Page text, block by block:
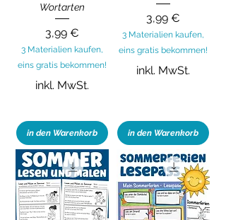
Wortarten
Preis
3,99 €
3 Materialien kaufen,
eins gratis bekommen!
inkl. MwSt.
in den Warenkorb
Preis
3,99 €
3 Materialien kaufen,
eins gratis bekommen!
inkl. MwSt.
in den Warenkorb